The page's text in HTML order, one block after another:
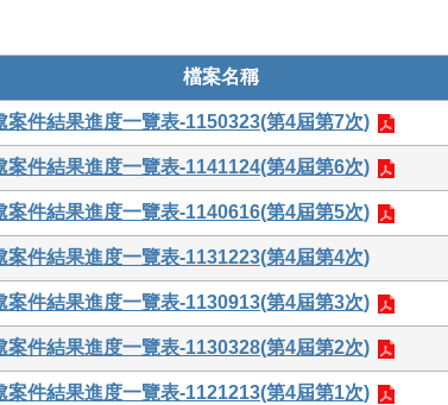
檔案名稱
案件結果進度一覽表-1150323(第4屆第7次)
案件結果進度一覽表-1141124(第4屆第6次)
案件結果進度一覽表-1140616(第4屆第5次)
案件結果進度一覽表-1131223(第4屆第4次)
案件結果進度一覽表-1130913(第4屆第3次)
案件結果進度一覽表-1130328(第4屆第2次)
案件結果進度一覽表-1121213(第4屆第1次)